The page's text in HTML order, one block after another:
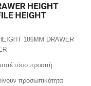
HEIGHT
HEIGHT
186MM DRAWER
τόσο προσιτή.
προσωπικότητα